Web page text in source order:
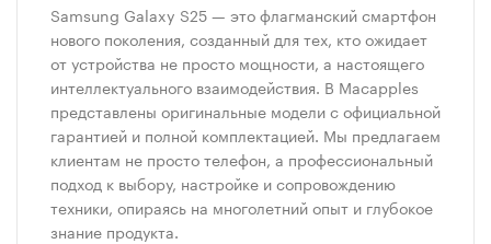
Samsung Galaxy S25 — это флагманский смартфон
нового поколения, созданный для тех, кто ожидает
от устройства не просто мощности, а настоящего
интеллектуального взаимодействия. В Macapples
представлены оригинальные модели с официальной
гарантией и полной комплектацией. Мы предлагаем
клиентам не просто телефон, а профессиональный
подход к выбору, настройке и сопровождению
техники, опираясь на многолетний опыт и глубокое
знание продукта.